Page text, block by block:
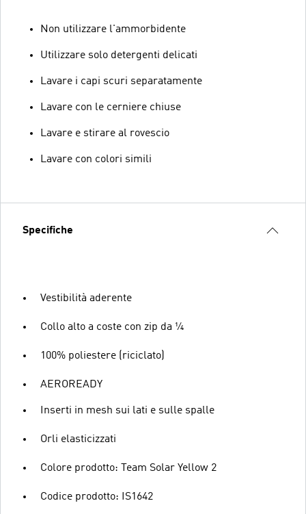
Non utilizzare l'ammorbidente
Utilizzare solo detergenti delicati
Lavare i capi scuri separatamente
Lavare con le cerniere chiuse
Lavare e stirare al rovescio
Lavare con colori simili
Specifiche
Vestibilità aderente
Collo alto a coste con zip da ¼
100% poliestere (riciclato)
AEROREADY
Inserti in mesh sui lati e sulle spalle
Orli elasticizzati
Colore prodotto: Team Solar Yellow 2
Codice prodotto: IS1642